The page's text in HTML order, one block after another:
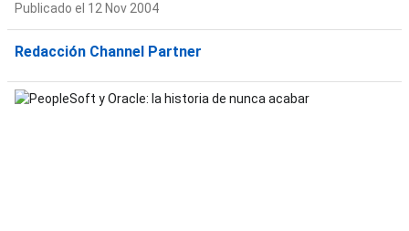
Publicado el 12 Nov 2004
Redacción Channel Partner